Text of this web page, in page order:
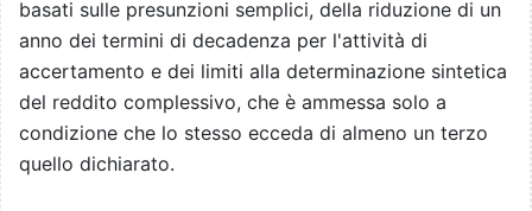
basati sulle presunzioni semplici, della riduzione di un
anno dei termini di decadenza per l'attività di
accertamento e dei limiti alla determinazione sintetica
del reddito complessivo, che è ammessa solo a
condizione che lo stesso ecceda di almeno un terzo
quello dichiarato.